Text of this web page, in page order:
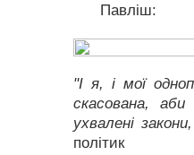
Павліш:
"І я, і мої
скасована, аби
ухвалені
політик